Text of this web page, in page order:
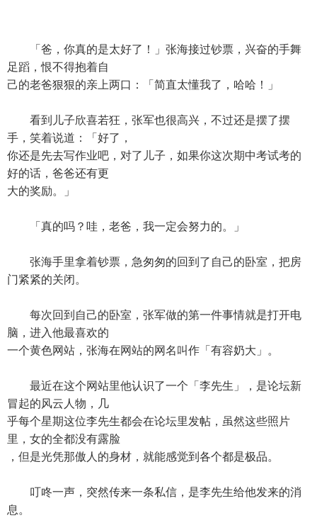
「爸，你真的是太好了！」张海接过钞票，兴奋的手舞
足蹈，恨不得抱着自
己的老爸狠狠的亲上两口：「简直太懂我了，哈哈！」
看到儿子欣喜若狂，张军也很高兴，不过还是摆了摆
手，笑着说道：「好了，
你还是先去写作业吧，对了儿子，如果你这次期中考试考的
好的话，爸爸还有更
大的奖励。」
「真的吗？哇，老爸，我一定会努力的。」
张海手里拿着钞票，急匆匆的回到了自己的卧室，把房
门紧紧的关闭。
每次回到自己的卧室，张军做的第一件事情就是打开电
脑，进入他最喜欢的
一个黄色网站，张海在网站的网名叫作「有容奶大」。
最近在这个网站里他认识了一个「李先生」，是论坛新
冒起的风云人物，几
乎每个星期这位李先生都会在论坛里发帖，虽然这些照片
里，女的全都没有露脸
，但是光凭那傲人的身材，就能感觉到各个都是极品。
叮咚一声，突然传来一条私信，是李先生给他发来的消
息。